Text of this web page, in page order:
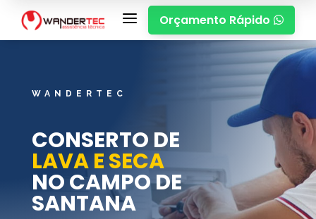
a Orçamento Rápido 
WANDERTEC
CONSERTO DE
LAVA E SECA
NO CAMPO DE
SANTANA